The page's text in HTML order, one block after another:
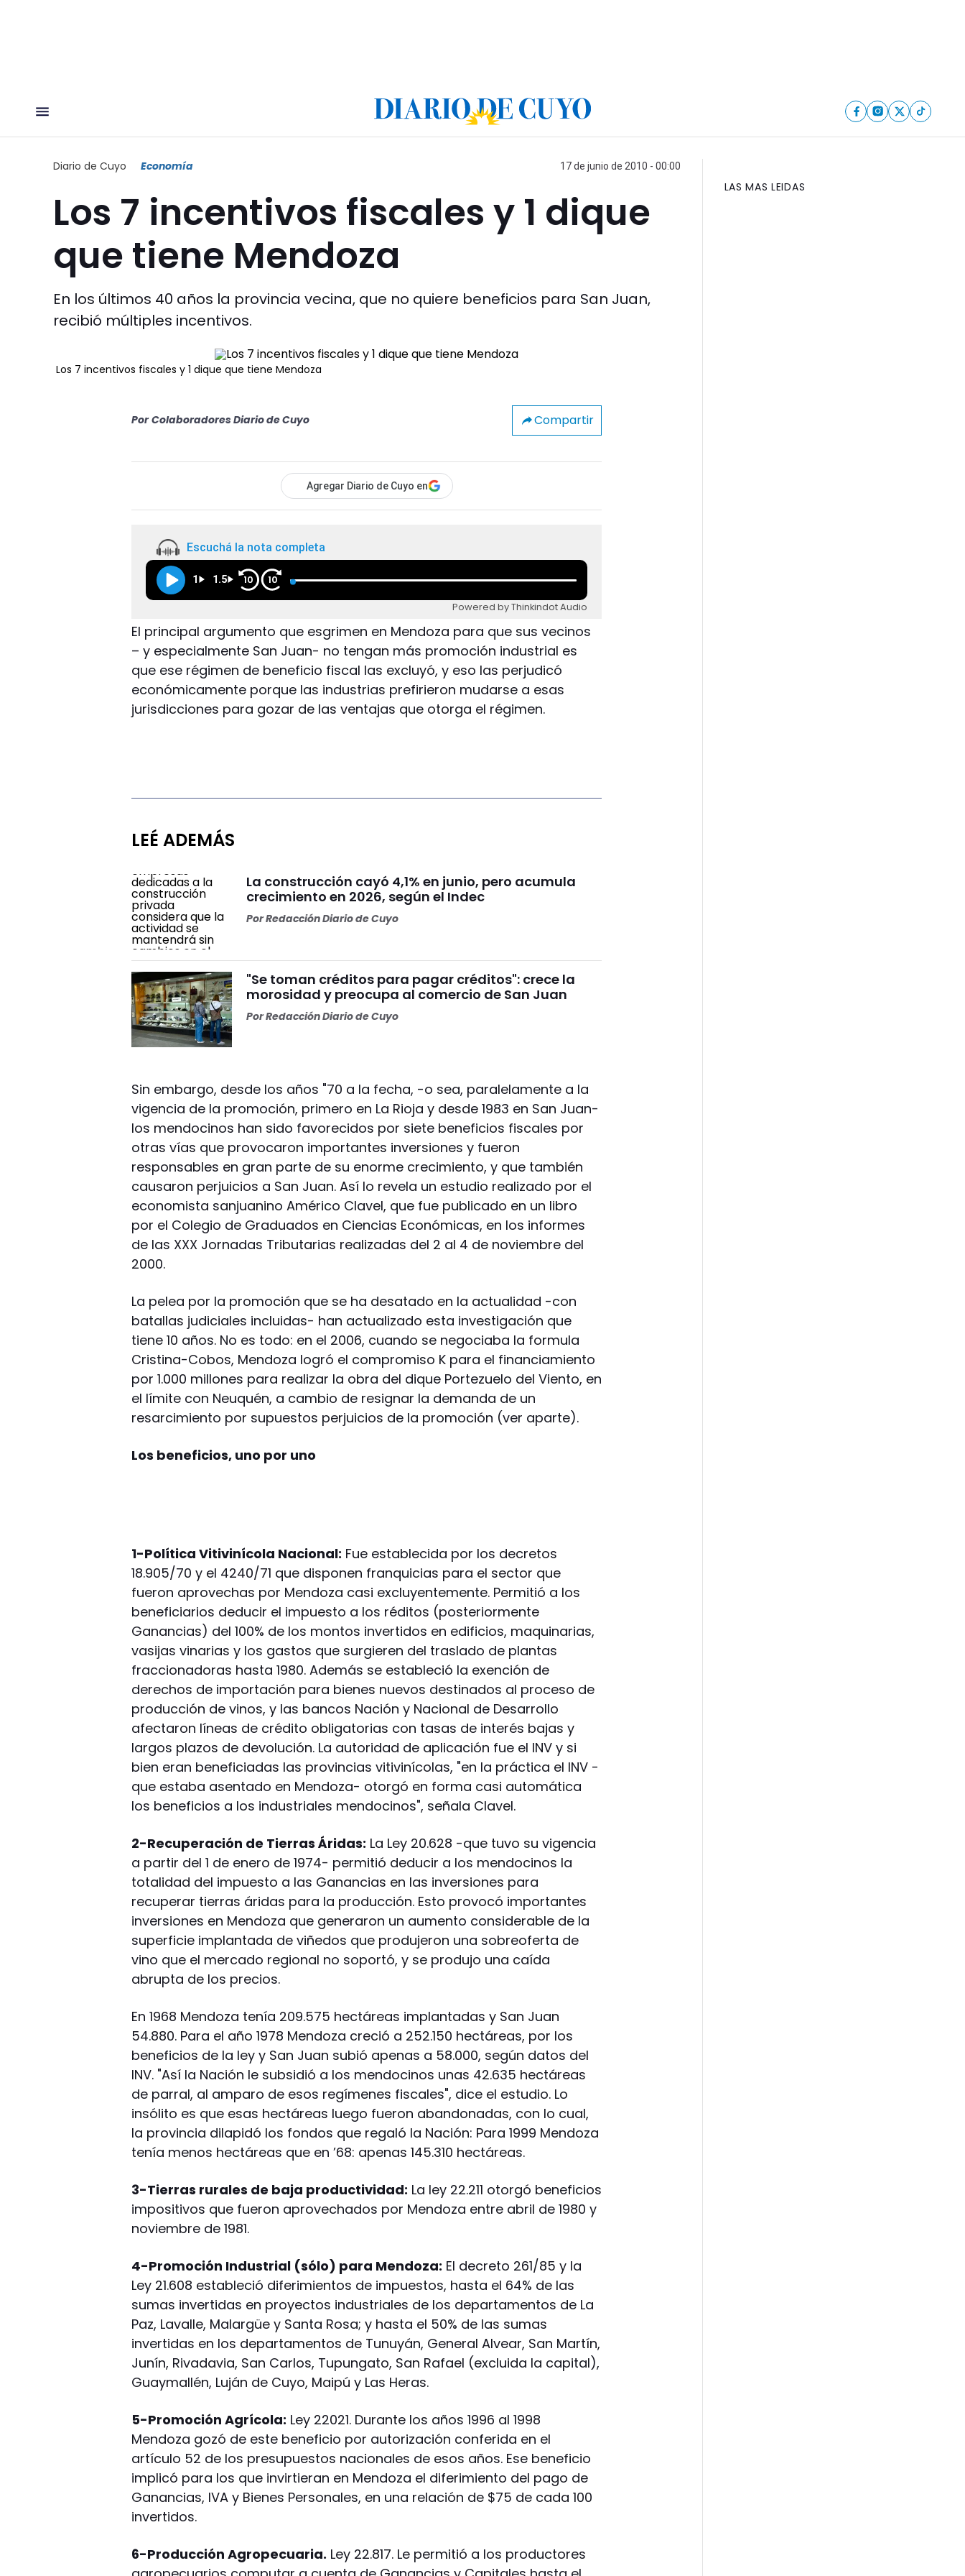
Diario de Cuyo Economía 17 de junio de 2010 - 00:00
Los 7 incentivos fiscales y 1 dique
que tiene Mendoza
En los últimos 40 años la provincia vecina, que no quiere beneficios para San Juan,
recibió múltiples incentivos.
Los 7 incentivos fiscales y 1 dique que tiene Mendoza
Por Colaboradores Diario de Cuyo Compartir
Agregar Diario de Cuyo en
Escuchá la nota completa
1 1.5 10 10
Powered by Thinkindot Audio
El principal argumento que esgrimen en Mendoza para que sus vecinos
– y especialmente San Juan- no tengan más promoción industrial es
que ese régimen de beneficio fiscal las excluyó, y eso las perjudicó
económicamente porque las industrias prefirieron mudarse a esas
jurisdicciones para gozar de las ventajas que otorga el régimen.
LEÉ ADEMÁS
La construcción cayó 4,1% en junio, pero acumula
crecimiento en 2026, según el Indec
PorRedacción Diario de Cuyo
"Se toman créditos para pagar créditos": crece la
morosidad y preocupa al comercio de San Juan
PorRedacción Diario de Cuyo
Sin embargo, desde los años "70 a la fecha, -o sea, paralelamente a la
vigencia de la promoción, primero en La Rioja y desde 1983 en San Juan-
los mendocinos han sido favorecidos por siete beneficios fiscales por
otras vías que provocaron importantes inversiones y fueron
responsables en gran parte de su enorme crecimiento, y que también
causaron perjuicios a San Juan. Así lo revela un estudio realizado por el
economista sanjuanino Américo Clavel, que fue publicado en un libro
por el Colegio de Graduados en Ciencias Económicas, en los informes
de las XXX Jornadas Tributarias realizadas del 2 al 4 de noviembre del
2000.
La pelea por la promoción que se ha desatado en la actualidad -con
batallas judiciales incluidas- han actualizado esta investigación que
tiene 10 años. No es todo: en el 2006, cuando se negociaba la formula
Cristina-Cobos, Mendoza logró el compromiso K para el financiamiento
por 1.000 millones para realizar la obra del dique Portezuelo del Viento, en
el límite con Neuquén, a cambio de resignar la demanda de un
resarcimiento por supuestos perjuicios de la promoción (ver aparte).
Los beneficios, uno por uno
1-Política Vitivinícola Nacional: Fue establecida por los decretos
18.905/70 y el 4240/71 que disponen franquicias para el sector que
fueron aprovechas por Mendoza casi excluyentemente. Permitió a los
beneficiarios deducir el impuesto a los réditos (posteriormente
Ganancias) del 100% de los montos invertidos en edificios, maquinarias,
vasijas vinarias y los gastos que surgieren del traslado de plantas
fraccionadoras hasta 1980. Además se estableció la exención de
derechos de importación para bienes nuevos destinados al proceso de
producción de vinos, y las bancos Nación y Nacional de Desarrollo
afectaron líneas de crédito obligatorias con tasas de interés bajas y
largos plazos de devolución. La autoridad de aplicación fue el INV y si
bien eran beneficiadas las provincias vitivinícolas, "en la práctica el INV -
que estaba asentado en Mendoza- otorgó en forma casi automática
los beneficios a los industriales mendocinos", señala Clavel.
2-Recuperación de Tierras Áridas: La Ley 20.628 -que tuvo su vigencia
a partir del 1 de enero de 1974- permitió deducir a los mendocinos la
totalidad del impuesto a las Ganancias en las inversiones para
recuperar tierras áridas para la producción. Esto provocó importantes
inversiones en Mendoza que generaron un aumento considerable de la
superficie implantada de viñedos que produjeron una sobreoferta de
vino que el mercado regional no soportó, y se produjo una caída
abrupta de los precios.
En 1968 Mendoza tenía 209.575 hectáreas implantadas y San Juan
54.880. Para el año 1978 Mendoza creció a 252.150 hectáreas, por los
beneficios de la ley y San Juan subió apenas a 58.000, según datos del
INV. "Así la Nación le subsidió a los mendocinos unas 42.635 hectáreas
de parral, al amparo de esos regímenes fiscales", dice el estudio. Lo
insólito es que esas hectáreas luego fueron abandonadas, con lo cual,
la provincia dilapidó los fondos que regaló la Nación: Para 1999 Mendoza
tenía menos hectáreas que en ’68: apenas 145.310 hectáreas.
3-Tierras rurales de baja productividad: La ley 22.211 otorgó beneficios
impositivos que fueron aprovechados por Mendoza entre abril de 1980 y
noviembre de 1981.
4-Promoción Industrial (sólo) para Mendoza: El decreto 261/85 y la
Ley 21.608 estableció diferimientos de impuestos, hasta el 64% de las
sumas invertidas en proyectos industriales de los departamentos de La
Paz, Lavalle, Malargüe y Santa Rosa; y hasta el 50% de las sumas
invertidas en los departamentos de Tunuyán, General Alvear, San Martín,
Junín, Rivadavia, San Carlos, Tupungato, San Rafael (excluida la capital),
Guaymallén, Luján de Cuyo, Maipú y Las Heras.
5-Promoción Agrícola: Ley 22021. Durante los años 1996 al 1998
Mendoza gozó de este beneficio por autorización conferida en el
artículo 52 de los presupuestos nacionales de esos años. Ese beneficio
implicó para los que invirtieran en Mendoza el diferimiento del pago de
Ganancias, IVA y Bienes Personales, en una relación de $75 de cada 100
invertidos.
6-Producción Agropecuaria. Ley 22.817. Le permitió a los productores
LAS MAS LEIDAS